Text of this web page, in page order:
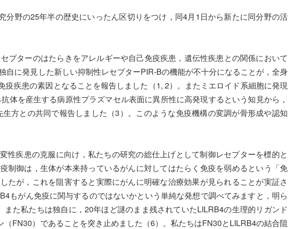
野の25年半の歴史にいったん区切りをつけ，同4月1日から新たに同分野の活
プターのはたらきをアレルギーや自己免疫疾患，遺伝性疾患との関係において
に発見した新しい抑制性レセプターPIR-Bの機能が不十分になることが，全身
疾患の素因となることを報告しました（1, 2）。またミエロイド系細胞に発現
体を産生する病原性プラズマセル表面に異所性に高発現するという知見から，
方との共同で報告しました（3）。このような免疫機構の変調が骨形成や認知
疾患の克服に向け，私たちの研究の総仕上げとして制御レセプターを標的と
制御は，生体が本来持っているがんに対してはたらく免疫を弱めるという「免
たが，これを阻害すると実際にがんに明確な治療効果が見られることが実証さ
もがん免疫に関与するのではないかという単純な発想で調べてみますと，明ら
た私たちは独自に，20年ほど謎のまま残されていたLILRB4の生理的リガンド
FN30）であることを突き止めました（6）。私たちはFN30とLILRB4の結合阻